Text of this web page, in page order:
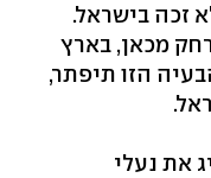
זכה בישראל.
מכאן, בארץ
גם הבעיה הזו תיפתר,
את נעלי